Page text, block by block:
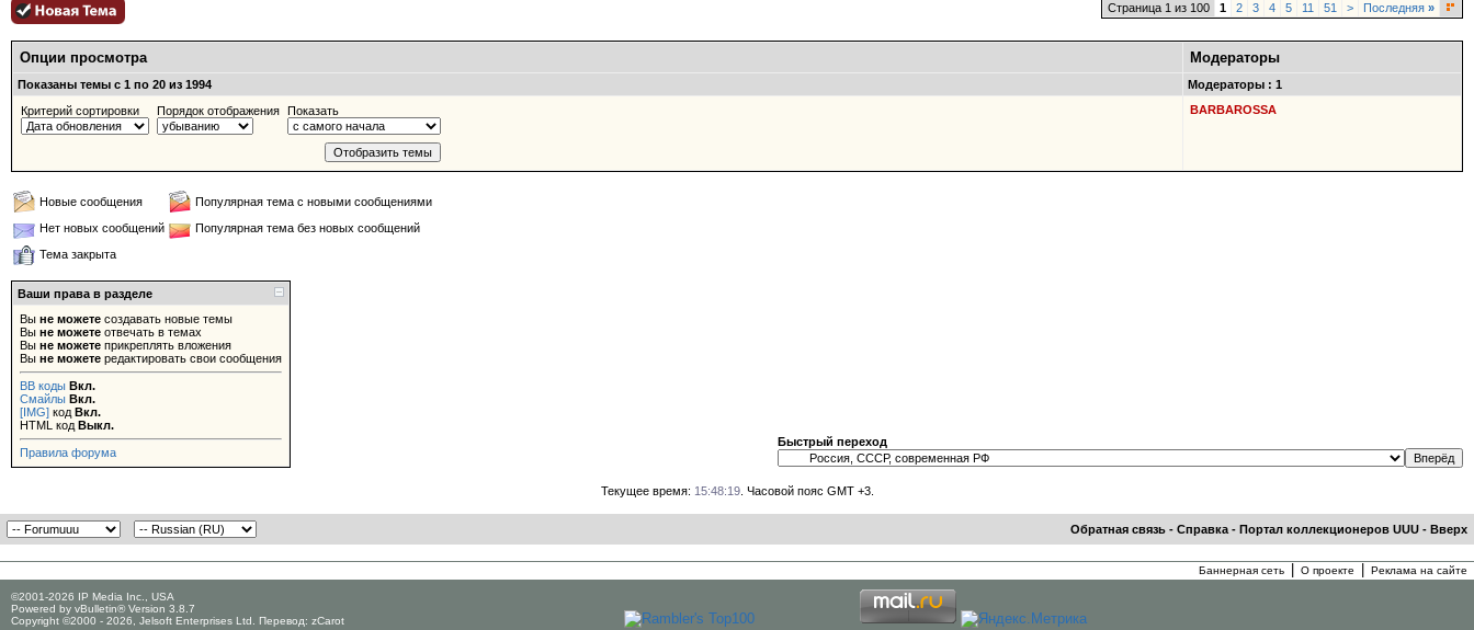
Страница 1 из 100 1 2 3 4 5 11 51 > Последняя »
Опции просмотра Модераторы
Показаны темы с 1 по 20 из 1994
Модераторы : 1
Критерий сортировки
Порядок отображения Показать BARBAROSSA
Новые сообщения
Популярная тема с новыми сообщениями
Нет новых сообщений
Популярная тема без новых сообщений
Тема закрыта
Ваши права в разделе
Вы не можете создавать новые темы
Вы не можете отвечать в темах
Вы не можете прикреплять вложения
Вы не можете редактировать свои сообщения
BB коды Вкл.
Смайлы Вкл.
[IMG] код Вкл.
HTML код Выкл.
Правила форума
Быстрый переход
Текущее время: 15:48:19. Часовой пояс GMT +3.
Обратная связь - Справка - Портал коллекционеров UUU - Вверх
Баннерная сеть О проекте Реклама на сайте
©2001-2026 IP Media Inc., USA
Powered by vBulletin® Version 3.8.7
Copyright ©2000 - 2026, Jelsoft Enterprises Ltd. Перевод: zCarot